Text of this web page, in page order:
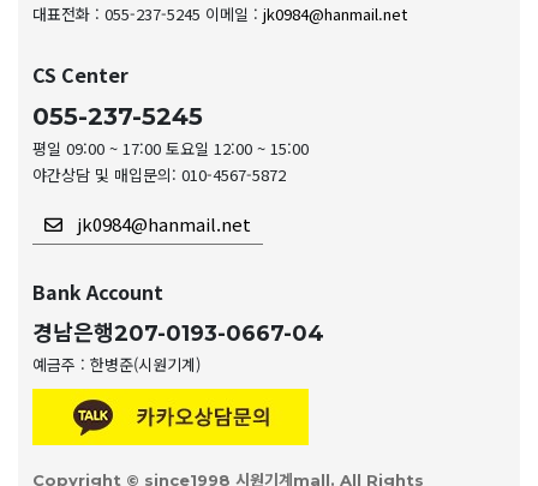
대표전화 : 055-237-5245 이메일 : jk0984@hanmail.net
CS Center
055-237-5245
평일 09:00 ~ 17:00 토요일 12:00 ~ 15:00
야간상담 및 매입문의: 010-4567-5872
jk0984@hanmail.net
Bank Account
경남은행207-0193-0667-04
예금주 : 한병준(시원기계)
Copyright © since1998 시원기계mall. All Rights